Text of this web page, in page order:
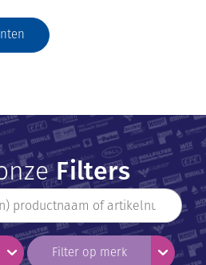
Filters
Toggle Dropdown
Filter op merk Toggle